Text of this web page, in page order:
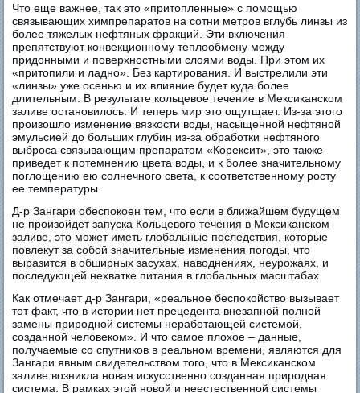
Что еще важнее, так это «притопленные» с помощью
связывающих химпрепаратов на сотни метров вглубь линзы из
более тяжелых нефтяных фракций. Эти включения
препятствуют конвекционному теплообмену между
придонными и поверхностными слоями воды. При этом их
«притопили и ладно». Без картирования. И выстрелили эти
«линзы» уже осенью и их влияние будет куда более
длительным. В результате кольцевое течение в Мексиканском
заливе остановилось. И теперь мир это ощутщает. Из-за этого
произошло изменение вязкости воды, насыщенной нефтяной
эмульсией до больших глубин из-за обработки нефтяного
выброса связывающим препаратом «Корексит», это также
приведет к потемнению цвета воды, и к более значительному
поглощению ею солнечного света, к соответственному росту
ее температуры.
Д-р Зангари обеспокоен тем, что если в ближайшем будущем
не произойдет запуска Кольцевого течения в Мексиканском
заливе, это может иметь глобальные последствия, которые
повлекут за собой значительные изменения погоды, что
выразится в обширных засухах, наводнениях, неурожаях, и
последующей нехватке питания в глобальных масштабах.
Как отмечает д-р Зангари, «реальное беспокойство вызывает
тот факт, что в истории нет прецедента внезапной полной
замены природной системы неработающей системой,
созданной человеком». И что самое плохое – данные,
получаемые со спутников в реальном времени, являются для
Зангари явным свидетельством того, что в Мексиканском
заливе возникла новая искусственно созданная природная
система. В рамках этой новой и неестественной системы